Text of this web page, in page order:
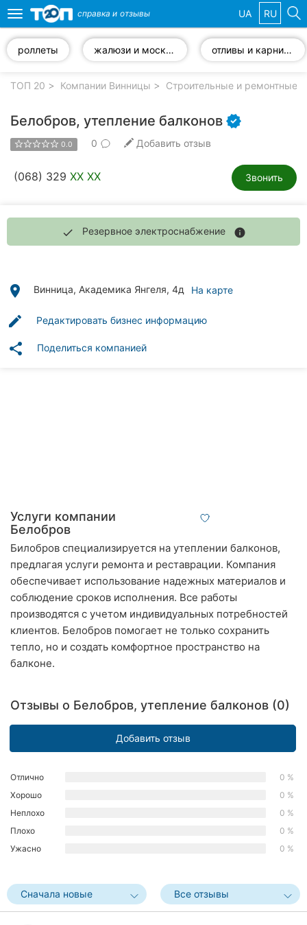
компании
Рестораны
Винница
Житомир
Тернополь
Хмельницкий
Ровно
Одесса
Запорожье
Львов
Николаев
Toggle
navigation
справка и отзывы UA RU
роллеты жалюзи и москитные сетки отливы и карнизы
ТОП 20 Компании Винницы Строительные и ремонтные
Белобров, утепление балконов
0.0 0 Добавить отзыв
(068) 329 XX XX Звонить
done Резервное электроснабжение info
place Винница, Академика Янгеля, 4д На карте
edit Редактировать бизнес информацию
share Поделиться компанией
Услуги компании
Белобров
Билобров специализируется на утеплении балконов,
предлагая услуги ремонта и реставрации. Компания
обеспечивает использование надежных материалов и
соблюдение сроков исполнения. Все работы
производятся с учетом индивидуальных потребностей
клиентов. Белобров помогает не только сохранить
тепло, но и создать комфортное пространство на
балконе.
Отзывы о Белобров, утепление балконов (0)
Добавить отзыв
Отлично
0 %
Хорошо
0 %
Неплохо
0 %
Плохо
0 %
Ужасно
0 %
Сначала новые Все отзывы